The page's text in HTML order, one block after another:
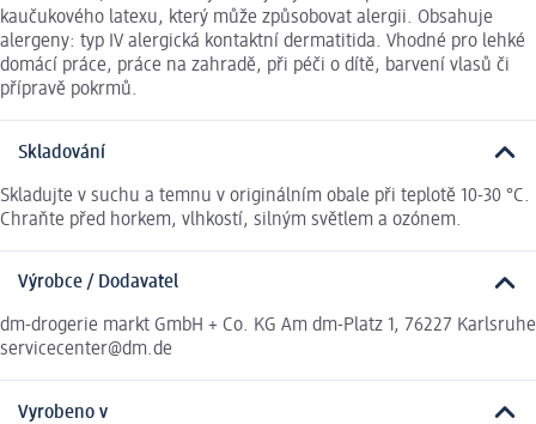
kaučukového latexu, který může způsobovat alergii. Obsahuje
alergeny: typ IV alergická kontaktní dermatitida. Vhodné pro lehké
domácí práce, práce na zahradě, při péči o dítě, barvení vlasů či
přípravě pokrmů.
Skladování
Skladujte v suchu a temnu v originálním obale při teplotě 10-30 °C.
Chraňte před horkem, vlhkostí, silným světlem a ozónem.
Výrobce / Dodavatel
dm-drogerie markt GmbH + Co. KG Am dm-Platz 1, 76227 Karlsruhe
servicecenter@dm.de
Vyrobeno v